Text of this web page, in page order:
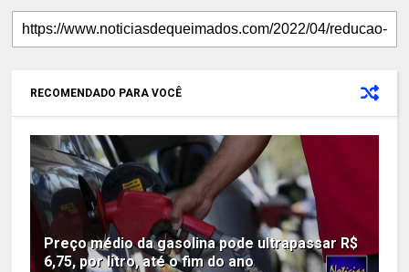
RECOMENDADO PARA VOCÊ
Preço médio da gasolina pode ultrapassar R$
6,75, por litro, até o fim do ano